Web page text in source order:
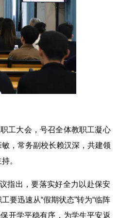
工大会，号召全体教职工凝心
，常务副校长赖汉深，共建领
。
指出，要落实好全力以赴保安
要迅速从“假期状态”转为“临阵
开学平稳有序，为学生平安返